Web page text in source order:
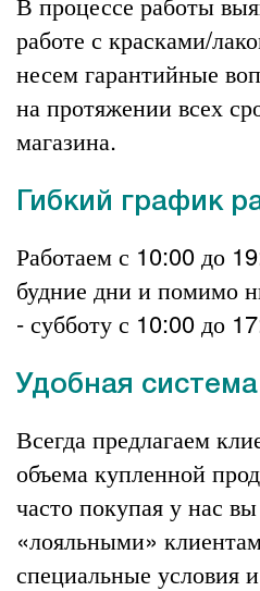
работе с красками/
несем гарантийные
на протяжении всех
магазина.
Гибкий график
Работаем с 10:00 до
будние дни и помимо
- субботу с 10:00 до
Удобная
Всегда предлагаем
объема купленной
часто покупая у нас
«лояльными»
специальные условия